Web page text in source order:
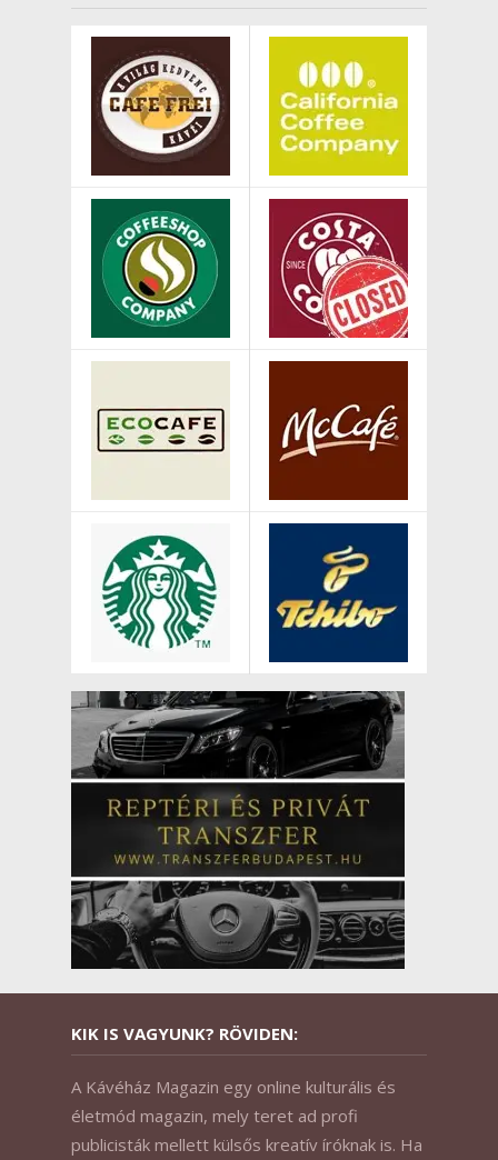
KIK IS VAGYUNK? RÖVIDEN:
A Kávéház Magazin egy online kulturális és
életmód magazin, mely teret ad profi
publicisták mellett külsős kreatív íróknak is. Ha